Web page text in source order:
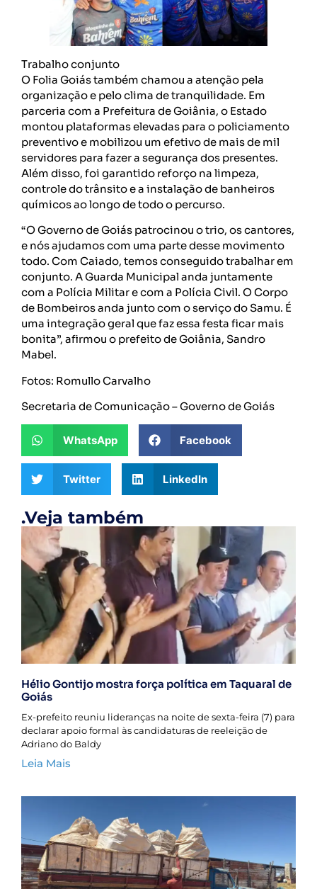
Trabalho conjunto
O Folia Goiás também chamou a atenção pela
organização e pelo clima de tranquilidade. Em
parceria com a Prefeitura de Goiânia, o Estado
montou plataformas elevadas para o policiamento
preventivo e mobilizou um efetivo de mais de mil
servidores para fazer a segurança dos presentes.
Além disso, foi garantido reforço na limpeza,
controle do trânsito e a instalação de banheiros
químicos ao longo de todo o percurso.
“O Governo de Goiás patrocinou o trio, os cantores,
e nós ajudamos com uma parte desse movimento
todo. Com Caiado, temos conseguido trabalhar em
conjunto. A Guarda Municipal anda juntamente
com a Polícia Militar e com a Polícia Civil. O Corpo
de Bombeiros anda junto com o serviço do Samu. É
uma integração geral que faz essa festa ficar mais
bonita”, afirmou o prefeito de Goiânia, Sandro
Mabel.
Fotos: Romullo Carvalho
Secretaria de Comunicação – Governo de Goiás
WhatsApp Facebook
Twitter LinkedIn
.Veja também
Hélio Gontijo mostra força política em Taquaral de
Goiás
Ex-prefeito reuniu lideranças na noite de sexta-feira (7) para
declarar apoio formal às candidaturas de reeleição de
Adriano do Baldy
Leia Mais